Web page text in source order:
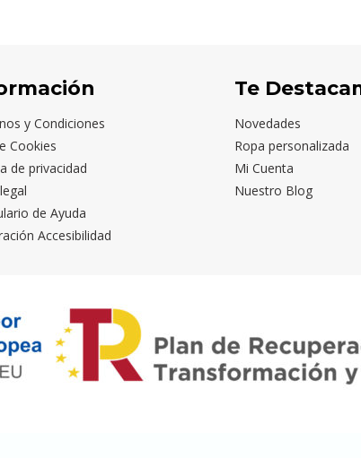
y Condiciones
Cookies
de privacidad
de Ayuda
Accesibilidad
Te
Novedades
Ropa personalizada
Mi Cuenta
Nuestro Blog